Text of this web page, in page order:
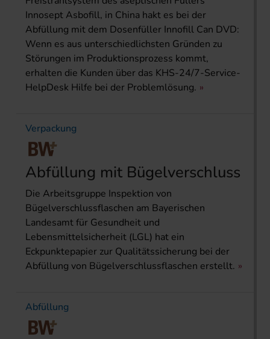
Innosept Asbofill, in China hakt es bei der
Abfüllung mit dem Dosenfüller Innofill Can DVD:
Wenn es aus unterschiedlichsten Gründen zu
Störungen im Produktionsprozess kommt,
erhalten die Kunden über das KHS-24/7-Service-
HelpDesk Hilfe bei der Problemlösung.
Verpackung
Abfüllung mit Bügelverschluss
Die Arbeitsgruppe Inspektion von
Bügelverschlussflaschen am Bayerischen
Landesamt für Gesundheit und
Lebensmittelsicherheit (LGL) hat ein
Eckpunktepapier zur Qualitätssicherung bei der
Abfüllung von Bügelverschlussflaschen erstellt.
Abfüllung